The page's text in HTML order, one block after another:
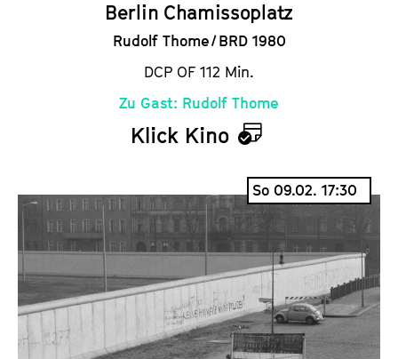
Berlin Chamissoplatz
Rudolf Thome / BRD 1980
DCP OF 112 Min.
Zu Gast: Rudolf Thome
Klick Kino
K
a
l
e
n
d
e
So 09.02. 17:30